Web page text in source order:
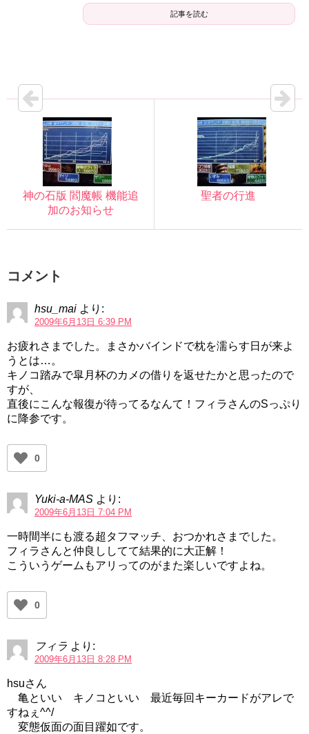
記事を読む
神の石版 閻魔帳 機能追
加のお知らせ
聖者の行進
コメント
hsu_mai より:
2009年6月13日 6:39 PM
お疲れさまでした。まさかバインドで枕を濡らす日が来よ
うとは…。
キノコ踏みで皐月杯のカメの借りを返せたかと思ったので
すが、
直後にこんな報復が待ってるなんて！フィラさんのSっぷり
に降参です。
0
Yuki-a-MAS より:
2009年6月13日 7:04 PM
一時間半にも渡る超タフマッチ、おつかれさまでした。
フィラさんと仲良ししてて結果的に大正解！
こういうゲームもアリってのがまた楽しいですよね。
0
フィラ より:
2009年6月13日 8:28 PM
hsuさん
亀といい キノコといい 最近毎回キーカードがアレで
すねぇ^^/
変態仮面の面目躍如です。